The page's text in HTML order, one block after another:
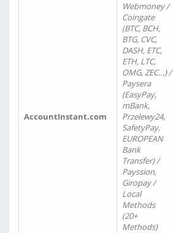
AccountInstant.com
Webmoney /
Coingate
(BTC, BCH,
BTG, CVC,
DASH, ETC,
ETH, LTC,
OMG, ZEC…) /
Paysera
(EasyPay,
mBank,
Przelewy24,
SafetyPay,
EUROPEAN
Bank
Transfer) /
Payssion,
Giropay /
Local
Methods
(20+
Methods)